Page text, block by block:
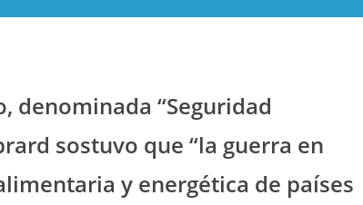
denominada “Seguridad
sostuvo que “la guerra en
y energética de países